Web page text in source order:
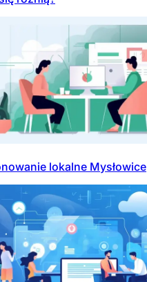
lokalne Mysłowice